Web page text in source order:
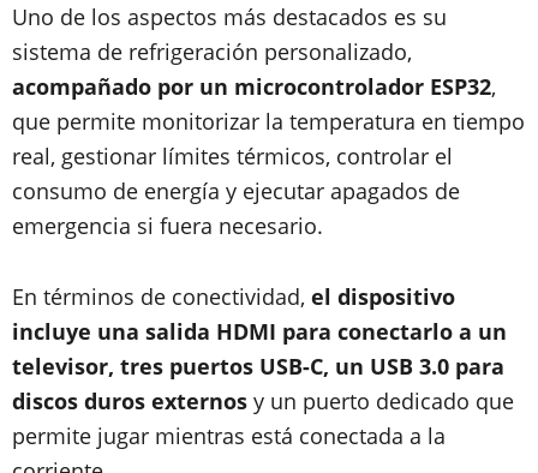
Uno de los aspectos más destacados es su
sistema de refrigeración personalizado,
acompañado por un microcontrolador ESP32,
que permite monitorizar la temperatura en tiempo
real, gestionar límites térmicos, controlar el
consumo de energía y ejecutar apagados de
emergencia si fuera necesario.
En términos de conectividad, el dispositivo
incluye una salida HDMI para conectarlo a un
televisor, tres puertos USB-C, un USB 3.0 para
discos duros externos y un puerto dedicado que
permite jugar mientras está conectada a la